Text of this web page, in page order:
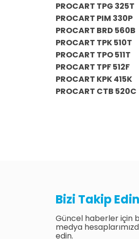
PROCART TPG 325T
PROCART PIM 330P
PROCART BRD 560B
PROCART TPK 510T
PROCART TPO 511T
PROCART TPF 512F
PROCART KPK 415K
PROCART CTB 520C
Bizi Takip Edin
Güncel haberler için
medya
edin.